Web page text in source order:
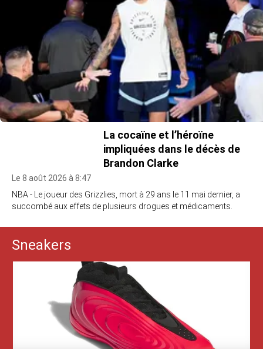
La cocaïne et l’héroïne
impliquées dans le décès de
Brandon Clarke
Le 8 août 2026 à 8:47
NBA - Le joueur des Grizzlies, mort à 29 ans le 11 mai dernier, a
succombé aux effets de plusieurs drogues et médicaments.
Sneakers